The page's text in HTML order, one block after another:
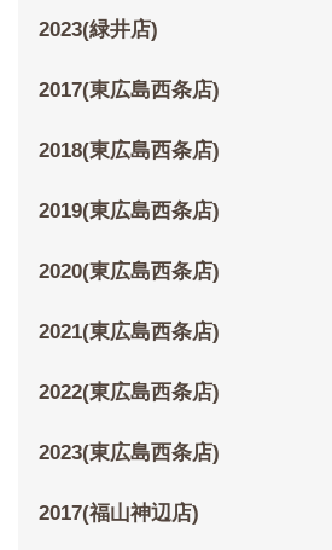
2023(緑井店)
2017(東広島西条店)
2018(東広島西条店)
2019(東広島西条店)
2020(東広島西条店)
2021(東広島西条店)
2022(東広島西条店)
2023(東広島西条店)
2017(福山神辺店)